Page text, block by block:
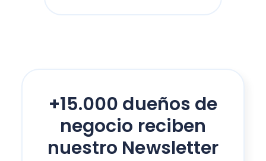
+15.000 dueños de
negocio reciben
nuestro Newsletter